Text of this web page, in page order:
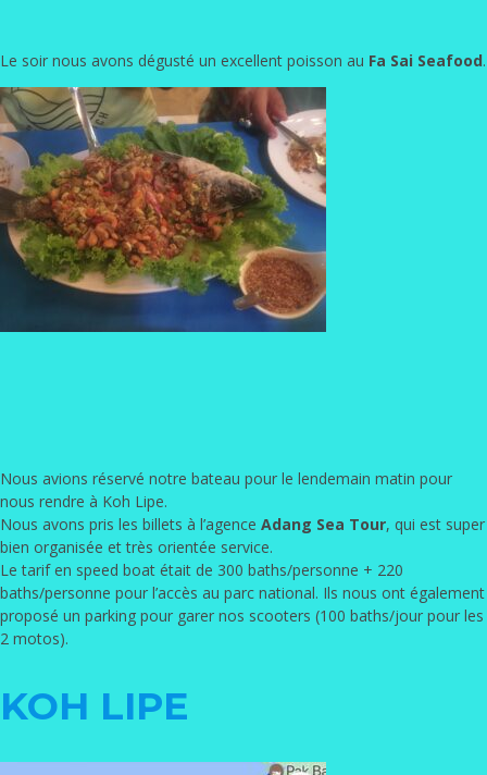
Le soir nous avons dégusté un excellent poisson au Fa Sai Seafood.
Nous avions réservé notre bateau pour le lendemain matin pour
nous rendre à Koh Lipe.
Nous avons pris les billets à l’agence Adang Sea Tour, qui est super
bien organisée et très orientée service.
Le tarif en speed boat était de 300 baths/personne + 220
baths/personne pour l’accès au parc national. Ils nous ont également
proposé un parking pour garer nos scooters (100 baths/jour pour les
2 motos).
KOH LIPE